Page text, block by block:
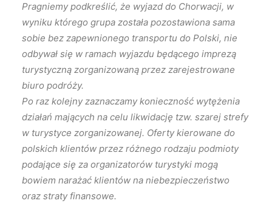
Pragniemy podkreślić, że wyjazd do Chorwacji, w
wyniku którego grupa została pozostawiona sama
sobie bez zapewnionego transportu do Polski, nie
odbywał się w ramach wyjazdu będącego imprezą
turystyczną zorganizowaną przez zarejestrowane
biuro podróży.
Po raz kolejny zaznaczamy konieczność wytężenia
działań mających na celu likwidację tzw. szarej strefy
w turystyce zorganizowanej. Oferty kierowane do
polskich klientów przez różnego rodzaju podmioty
podające się za organizatorów turystyki mogą
bowiem narażać klientów na niebezpieczeństwo
oraz straty finansowe.